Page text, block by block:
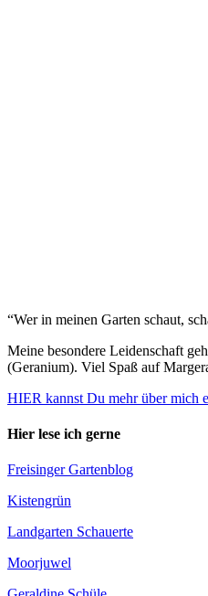
“Wer in meinen Garten schaut,
Meine besondere Leidenschaft
(Geranium). Viel Spaß auf
HIER kannst Du mehr über mich
Hier lese ich gerne
Freisinger Gartenblog
Kistengrün
Landgarten Schauerte
Moorjuwel